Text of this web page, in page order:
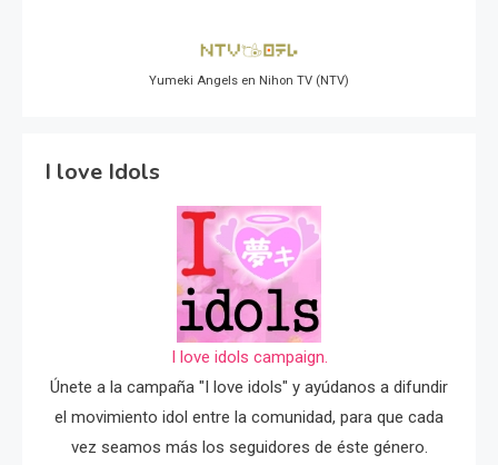
Yumeki Angels en Nihon TV (NTV)
I love Idols
I love idols campaign.
Únete a la campaña "I love idols" y ayúdanos a difundir
el movimiento idol entre la comunidad, para que cada
vez seamos más los seguidores de éste género.